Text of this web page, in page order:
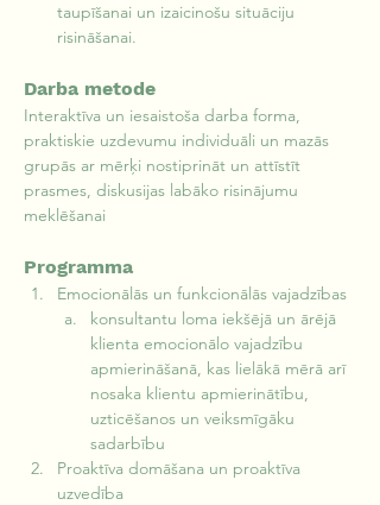
taupīšanai un izaicinošu situāciju
risināšanai.
Darba metode
Interaktīva un iesaistoša darba forma,
praktiskie uzdevumu individuāli un mazās
grupās ar mērķi nostiprināt un attīstīt
prasmes, diskusijas labāko risinājumu
meklēšanai
Programma
Emocionālās un funkcionālās vajadzības
konsultantu loma iekšējā un ārējā
klienta emocionālo vajadzību
apmierināšanā, kas lielākā mērā arī
nosaka klientu apmierinātību,
uzticēšanos un veiksmīgāku
sadarbību
Proaktīva domāšana un proaktīva
uzvedība